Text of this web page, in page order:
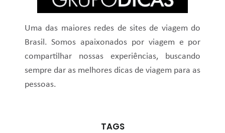
Uma das maiores redes de sites de viagem do
Brasil. Somos apaixonados por viagem e por
compartilhar nossas experiências, buscando
sempre dar as melhores dicas de viagem para as
pessoas.
TAGS